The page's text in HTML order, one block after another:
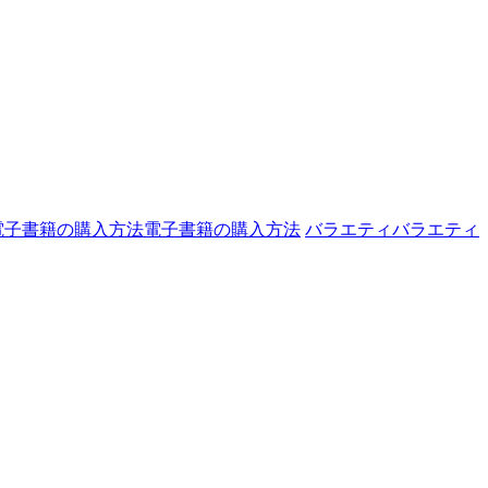
子書籍の購入方法電子書籍の購入方法 バラエティバラエティ